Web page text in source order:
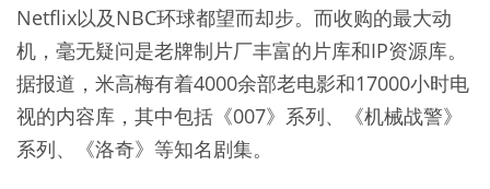
Netflix以及NBC环球都望而却步。而收购的最大动
机，毫无疑问是老牌制片厂丰富的片库和IP资源库。
据报道，米高梅有着4000余部老电影和17000小时电
视的内容库，其中包括《007》系列、《机械战警》
系列、《洛奇》等知名剧集。